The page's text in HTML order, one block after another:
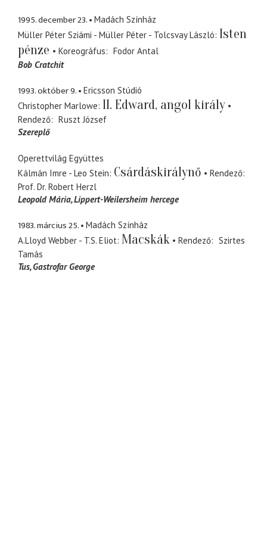
1995. december 23.
Madách Színház
Müller Péter Sziámi - Müller Péter - Tolcsvay László Isten
pénze
Koreográfus
Fodor Antal
Bob Cratchit
1993. október 9.
Ericsson Stúdió
Christopher Marlowe II. Edward, angol király
Rendező
Ruszt József
Szereplő
Operettvilág Együttes
Kálmán Imre - Leo Stein Csárdáskirálynő
Rendező
Prof. Dr. Robert Herzl
Leopold Mária Lippert-Weilersheim hercege
1983. március 25.
Madách Színház
A.Lloyd Webber - T.S. Eliot Macskák Rendező
Szirtes
Tamás
Tus, Gastrofar George